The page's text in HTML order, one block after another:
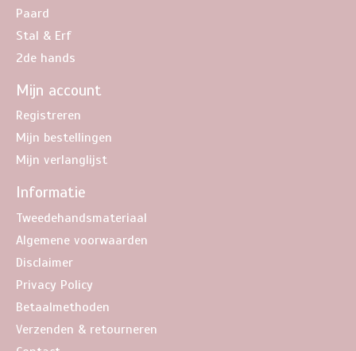
Paard
Stal & Erf
2de hands
Mijn account
Registreren
Mijn bestellingen
Mijn verlanglijst
Informatie
Tweedehandsmateriaal
Algemene voorwaarden
Disclaimer
Privacy Policy
Betaalmethoden
Verzenden & retourneren